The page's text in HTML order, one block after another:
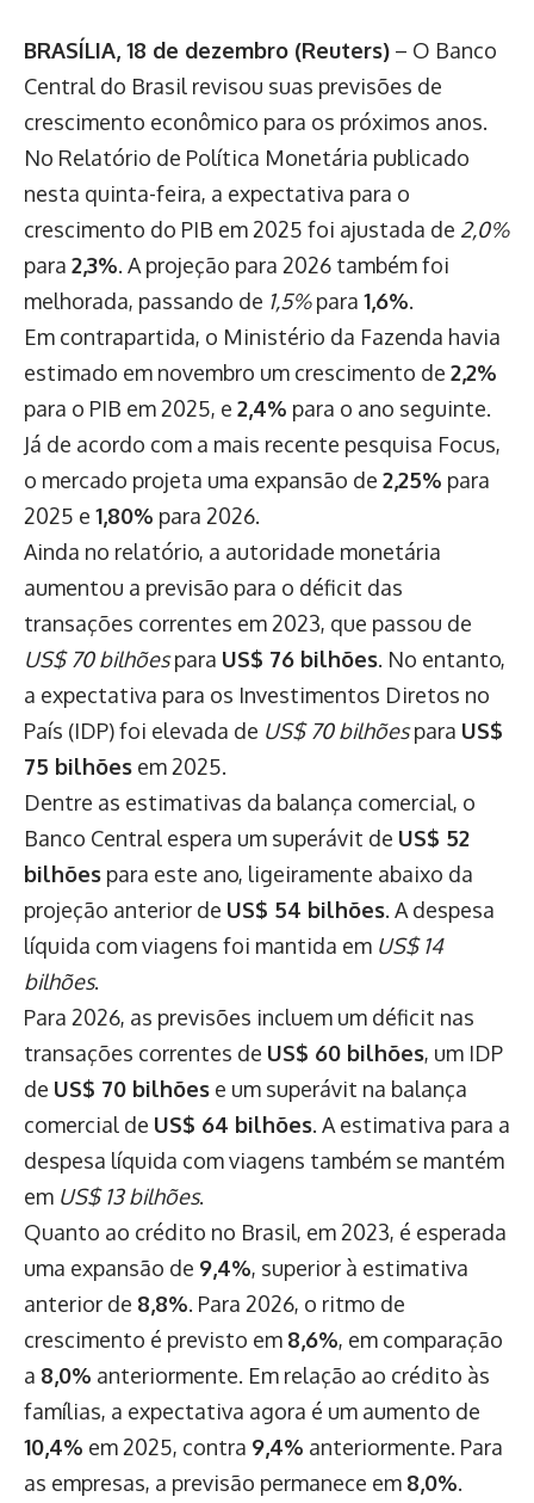
BRASÍLIA, 18 de dezembro (Reuters) – O Banco
Central do Brasil revisou suas previsões de
crescimento econômico para os próximos anos.
No Relatório de Política Monetária publicado
nesta quinta-feira, a expectativa para o
crescimento do PIB em 2025 foi ajustada de 2,0%
para 2,3%. A projeção para 2026 também foi
melhorada, passando de 1,5%para 1,6%.
Em contrapartida, o Ministério da Fazenda havia
estimado em novembro um crescimento de 2,2%
para o PIB em 2025, e 2,4% para o ano seguinte.
Já de acordo com a mais recente pesquisa Focus,
o mercado projeta uma expansão de 2,25% para
2025 e 1,80% para 2026.
Ainda no relatório, a autoridade monetária
aumentou a previsão para o déficit das
transações correntes em 2023, que passou de
US$ 70 bilhõespara US$ 76 bilhões. No entanto,
a expectativa para os Investimentos Diretos no
País (IDP) foi elevada de US$ 70 bilhõespara US$
75 bilhões em 2025.
Dentre as estimativas da balança comercial, o
Banco Central espera um superávit de US$ 52
bilhões para este ano, ligeiramente abaixo da
projeção anterior de US$ 54 bilhões. A despesa
líquida com viagens foi mantida em US$ 14
bilhões.
Para 2026, as previsões incluem um déficit nas
transações correntes de US$ 60 bilhões, um IDP
de US$ 70 bilhões e um superávit na balança
comercial de US$ 64 bilhões. A estimativa para a
despesa líquida com viagens também se mantém
em US$ 13 bilhões.
Quanto ao crédito no Brasil, em 2023, é esperada
uma expansão de 9,4%, superior à estimativa
anterior de 8,8%. Para 2026, o ritmo de
crescimento é previsto em 8,6%, em comparação
a 8,0% anteriormente. Em relação ao crédito às
famílias, a expectativa agora é um aumento de
10,4% em 2025, contra 9,4% anteriormente. Para
as empresas, a previsão permanece em 8,0%.